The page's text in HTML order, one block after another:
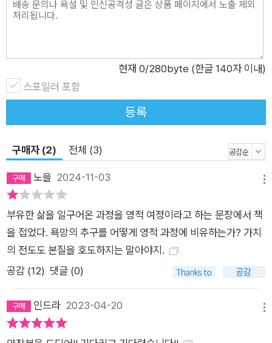
구하는 삶’ 또한 우리 삶을 풍요롭게 만들어준다는 사실을 자신의
되었을까? 물론 책에는 구체적 팁이나 방법론이 구구절절 나오
지는 않는다. 부자가 되는 길은 매우 개별적인 과정이며 그리 간
단하거나 쉬운 것이 아니기 때문이다. 대신 그가 부를 향한 긴 여
정에서 깨달은 소중한 가치들이 친절하고 명쾌한 언어로 쓰여 있
라기보다 ‘삶의 원칙’에 가깝다. 물고기를 잡아주는 것이 아닌 ‘물
자유를 얻게 된 아빠는 이제 사회생활을 시작할 20대 아들을 위
해 3년간 이 책을 써 내려갔다. 수없이 많은 난관 중에서도 특히
경제적 난관이 가장 견디기 힘들다는 것을 몸소 경험했고, 그때
뼛속 깊이 깨달은 것들을 아들에게 알려주고 싶었기 때문이다. 하
지만 세대가 다른 자녀에게 부모의 말은 자칫 부담을 줄 수 있고
불편하게 들릴 수도 있다는 생각에 저자는 ‘부자 정원사’가 주인
공으로 등장하는 소설 형식을 선택한다. 대규모 포도 농장을 운영
하는 ‘부자 정원사’는 주변 사람들에게 ‘부의 철학’, 나아가 ‘인생
의 중요한 가치’를 일깨우는 인물이다. 저자는 그를 통해 부를 일
현재 0/280byte (한글 140자 이내)
스포일러 포함
등록
구매자 (2) 전체 (3)
노을 2024-11-03
부유한 삶을 일구어온 과정을 영적 여정이라고 하는 문장에서 책
을 접었다. 욕망의 추구를 어떻게 영적 과정에 비유하는가? 가치
의 전도도 본질을 호도하지는 말아야지.
공감 (12) 댓글 (0)
인드라 2023-04-20